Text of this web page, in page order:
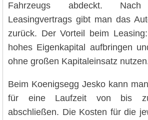
Fahrzeugs abdeckt.
Leasingvertrags gibt man das
zurück. Der Vorteil beim
hohes Eigenkapital aufbringen
ohne großen Kapitaleinsatz
Beim Koenigsegg Jesko kann
für eine Laufzeit von bis
abschließen. Die Kosten für die